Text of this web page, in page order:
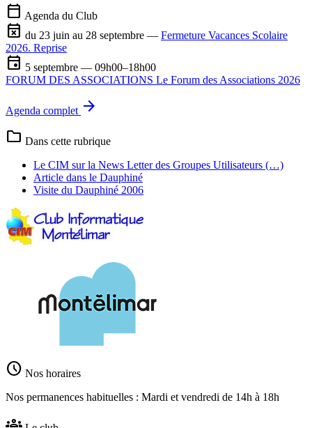
calendar_today Agenda du Club
event_busy du 23 juin au 28 septembre — Fermeture Vacances Scolaire
2026. Reprise
event 5 septembre — 09h00–18h00
FORUM DES ASSOCIATIONS Le Forum des Associations 2026
Agenda complet arrow_forward
folder Dans cette rubrique
Le CIM sur la News Letter des Groupes Utilisateurs (…)
Article dans le Dauphiné
Visite du Dauphiné 2006
schedule Nos horaires
Nos permanences habituelles : Mardi et vendredi de 14h à 18h
groups